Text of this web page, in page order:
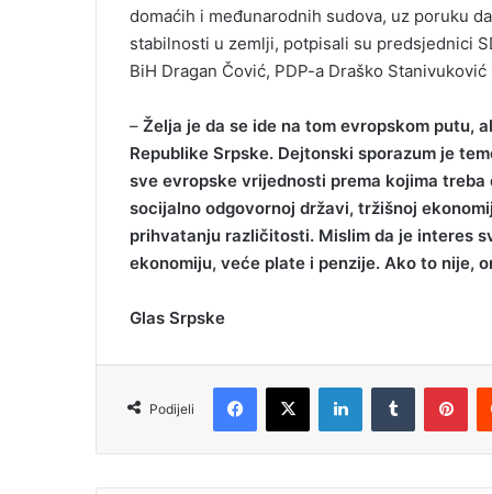
domaćih i međunarodnih sudova, uz poruku
stabilnosti u zemlji, potpisali su predsjednici
BiH Dragan Čović, PDP-a Draško
– Želja je da se ide na tom evropskom putu,
Republike Srpske. Dejtonski sporazum je
sve evropske vrijednosti prema kojima
socijalno odgovornoj državi, tržišnoj
prihvatanju različitosti. Mislim da je interes
ekonomiju, veće plate i penzije. Ako to nije,
Glas Srpske
Podijeli